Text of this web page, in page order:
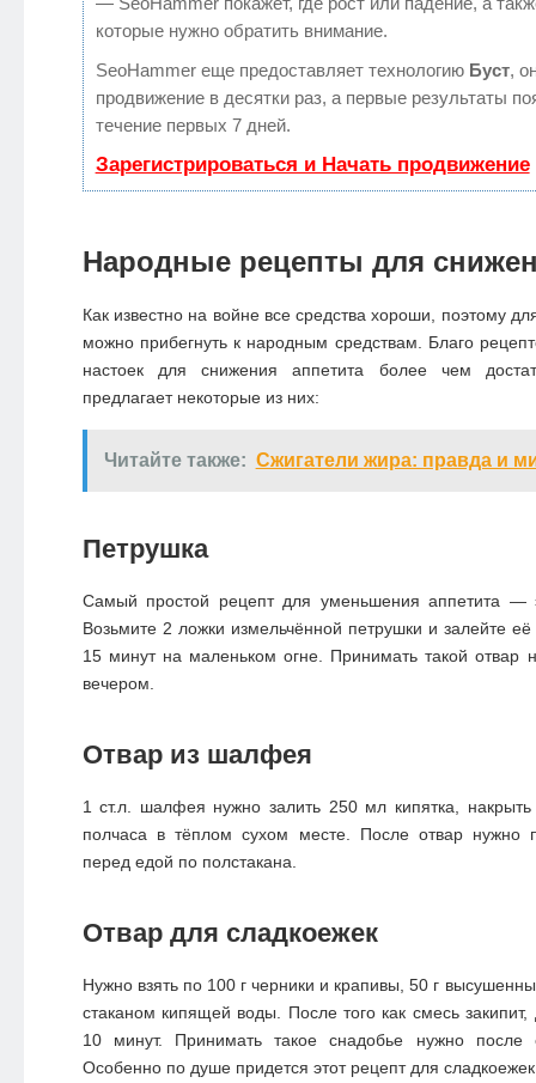
которые нужно обратить внимание.
SeoHammer еще предоставляет технологию Буст,
продвижение в десятки раз, а первые результаты
течение первых 7 дней.
Зарегистрироваться и Начать продвижение
Народные рецепты для
Как известно на войне все средства хороши, поэтому
можно прибегнуть к народным средствам. Благо
настоек для снижения аппетита более чем
предлагает некоторые из них:
Читайте также: Сжигатели жира: правда и
Петрушка
Самый простой рецепт для уменьшения аппетита —
Возьмите 2 ложки измельчённой петрушки и залейте
15 минут на маленьком огне. Принимать такой отвар
вечером.
Отвар из шалфея
1 ст.л. шалфея нужно залить 250 мл кипятка,
полчаса в тёплом сухом месте. После отвар нужно
перед едой по полстакана.
Отвар для сладкоежек
Нужно взять по 100 г черники и крапивы, 50 г
стаканом кипящей воды. После того как смесь
10 минут. Принимать такое снадобье нужно
Особенно по душе придется этот рецепт для